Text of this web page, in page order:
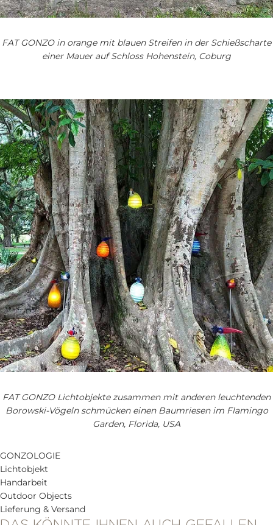
FAT GONZO in orange mit blauen Streifen in der Schießscharte
einer Mauer auf Schloss Hohenstein, Coburg
FAT GONZO Lichtobjekte zusammen mit anderen leuchtenden
Borowski-Vögeln schmücken einen Baumriesen im Flamingo
Garden, Florida, USA
GONZOLOGIE
Lichtobjekt
Handarbeit
Outdoor Objects
Lieferung & Versand